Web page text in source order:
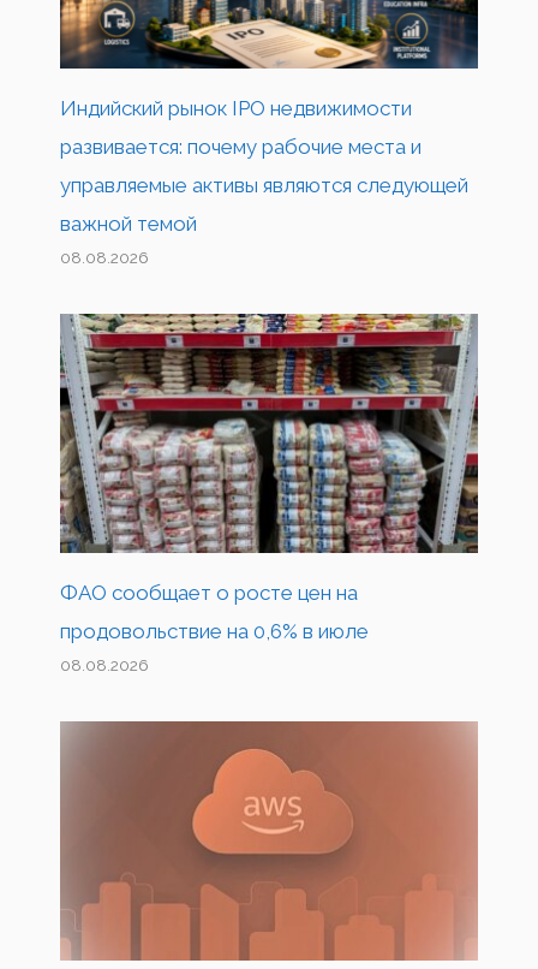
Индийский рынок IPO недвижимости
развивается: почему рабочие места и
управляемые активы являются следующей
важной темой
08.08.2026
ФАО сообщает о росте цен на
продовольствие на 0,6% в июле
08.08.2026